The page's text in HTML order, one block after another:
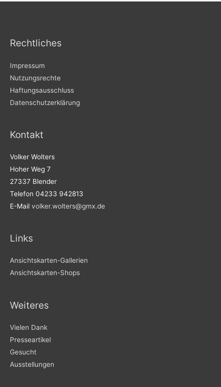
Rechtliches
Impressum
Nutzungsrechte
Haftungsausschluss
Datenschutzerklärung
Kontakt
Volker Wolters
Hoher Weg 7
27337 Blender
Telefon 04233 942813
E-Mail volker.wolters@gmx.de
Links
Ansichtskarten-Gallerien
Ansichtskarten-Shops
Weiteres
Vielen Dank
Presseartikel
Gesucht
Ausstellungen